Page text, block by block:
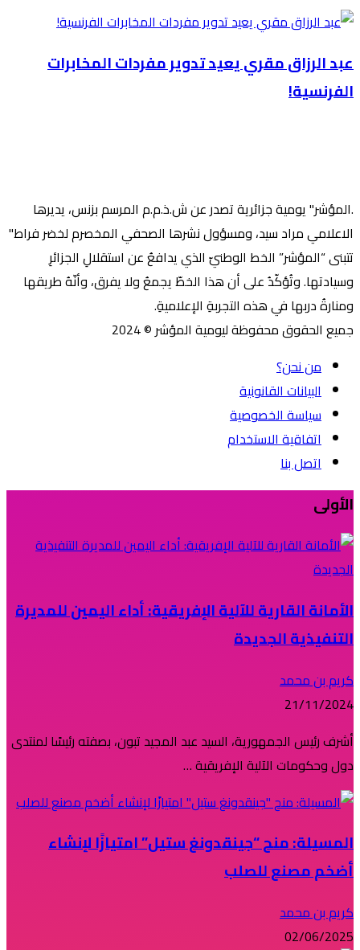
عبد الرزاق مقري يعيد تدوير مفردات المخابرات
الفرنسية!
.المؤشر" يومية جزائرية تصدر عن ش.ذ.م.م المرسم بزنس، يديرها
الاعلامي مراد سيد، ومسؤول نشرها الصحفي المخصرم لخضر فراط"
تتبنى “المؤشر” الخط الوطنيّ الذي يدافعُ عن استقلالِ الجزائرِ
وسيادتها. وتُؤكّدُ على أن هذا الخطّ يجمعُ ولا يفرق، وأنّهُ طريقها
ومنارةُ دربها في هذه التجربةِ الإعلاميةِ.
جميع الحقوق محفوظة ليومية المؤشر © 2024
من نحن؟
البيانات القانونية
سياسة الخصوصية
اتفاقية الاستخدام
اتصل بنا
الأولى
الأمانة القارية للآلية الإفريقية: أداء اليمين للمديرة
التنفيذية الجديدة
كريم بن محمد
21/11/2024
أشرف رئيس الجمهورية، السيد عبد المجيد تبون، بصفته رئيسًا لمنتدى
دول وحكومات الآلية الإفريقية …
المسيلة: منح “جينقدونغ ستيل” امتيازًا لإنشاء
أضخم مصنع للصلب
كريم بن محمد
02/06/2025